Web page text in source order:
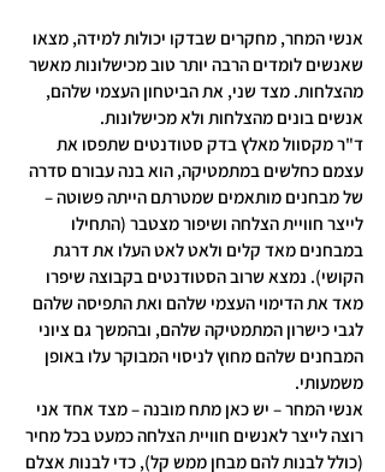
אנשי המחר, מחקרים שבדקו יכולות למידה, מצאו
שאנשים לומדים הרבה יותר טוב מכישלונות מאשר
מהצלחות. מצד שני, את הביטחון העצמי שלהם,
אנשים בונים מהצלחות ולא מכישלונות.
ד"ר מקסוול מאלץ בדק סטודנטים שתפסו את
עצמם כחלשים במתמטיקה, הוא בנה עבורם סדרה
של מבחנים מותאמים שמטרתם הייתה פשוטה –
לייצר חוויית הצלחה ושיפור מצטבר (התחילו
במבחנים מאד קלים ולאט לאט העלו את דרגת
הקושי). נמצא שרוב הסטודנטים בקבוצה שיפרו
מאד את הדימוי העצמי שלהם ואת התפיסה שלהם
לגבי כישרון המתמטיקה שלהם, ובהמשך גם ציוני
המבחנים שלהם מחוץ לניסוי המבוקר עלו באופן
משמעותי.
אנשי המחר – יש כאן מתח מובנה – מצד אחד אני
רוצה לייצר לאנשים חוויית הצלחה כמעט בכל מחיר
(כולל לבנות להם מבחן ממש קל), כדי לבנות אצלם